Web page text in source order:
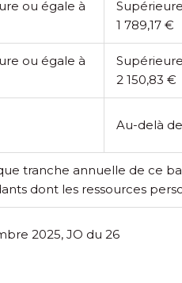
ou égale à
1 789,17 €
ou égale à
2 150,83 €
Au-delà
tranche annuelle de ce
dont les ressources
2025, JO du 26